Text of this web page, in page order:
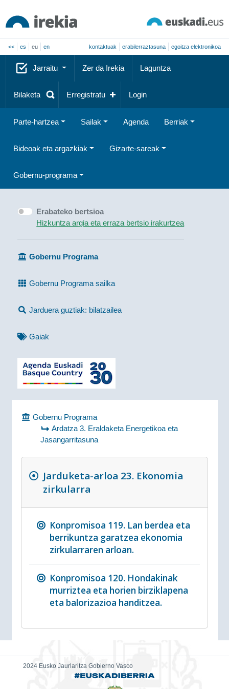
<< es eu en kontaktuak erabilerraztasuna egoitza elektronikoa
Jarraitu Zer da Irekia Laguntza
Bilaketa Erregistratu Login
Parte-hartzea Sailak Agenda Berriak
Bideoak eta argazkiak Gizarte-sareak
Gobernu-programa
Erabateko bertsioa
Hizkuntza argia eta erraza bertsio irakurtzea
Gobernu Programa
Gobernu Programa sailka
Jarduera guztiak: bilatzailea
Gaiak
Gobernu Programa
Ardatza 3. Eraldaketa Energetikoa eta
Jasangarritasuna
Jarduketa-arloa 23. Ekonomia
zirkularra
Konpromisoa 119. Lan berdea eta
berrikuntza garatzea ekonomia
zirkularraren arloan.
Konpromisoa 120. Hondakinak
murriztea eta horien birziklapena
eta balorizazioa handitzea.
2024 Eusko Jaurlaritza Gobierno Vasco